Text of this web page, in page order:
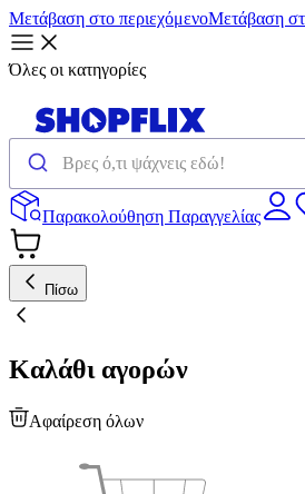
Μετάβαση στο περιεχόμενοΜετάβαση
Όλες οι κατηγορίες
Παρακολούθηση Παραγγελίας
Πίσω
Καλάθι αγορών
Αφαίρεση όλων